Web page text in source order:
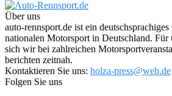
Über uns
auto-rennsport.de ist ein
nationalen Motorsport in Deutschland. Für
sich wir bei zahlreichen
berichten zeitnah.
Kontaktieren Sie uns: holza-press@web.de
Folgen Sie uns